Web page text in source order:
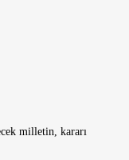
milletin, kararı